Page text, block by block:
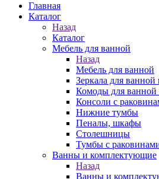
Главная
Каталог
Назад
Каталог
Мебель для ванной
Назад
Мебель для ванной
Зеркала для
Комоды для ванной
Консоли с
Нижние тумбы
Пеналы, шкафы
Столешницы
Тумбы с
Ванны и комплектующие
Назад
Ванны и